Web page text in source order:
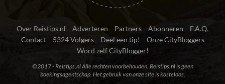
Over Reistips.nl Adverteren Partners Abonneren
F.A.Q.
Contact
5324 Volgers Deel een tip!
Onze CityBloggers
Word zelf CityBlogger!
©2017 - Reistips.nl Alle rechten voorbehouden. Reistips.nl is geen
boekingsagentschap. Het gebruik van onze site is kosteloos.